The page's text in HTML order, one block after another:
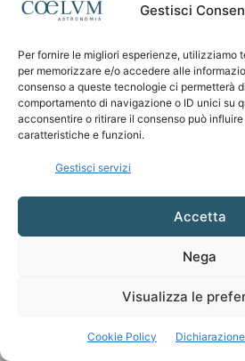
Gestisci
Per fornire le migliori esperienze, utilizziamo
per memorizzare e/o accedere alle
consenso a queste tecnologie ci permetterà
comportamento di navigazione o ID unici su
acconsentire o ritirare il consenso può
caratteristiche e funzioni.
Gestisci servizi
Accetta
Nega
Visualizza le
Cookie Policy
SEGUICI